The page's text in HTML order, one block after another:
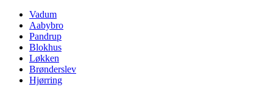
Vadum
Aabybro
Pandrup
Blokhus
Løkken
Brønderslev
Hjørring